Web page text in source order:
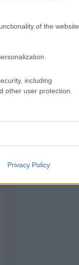
of the website
including
other user protection.
Privacy Policy